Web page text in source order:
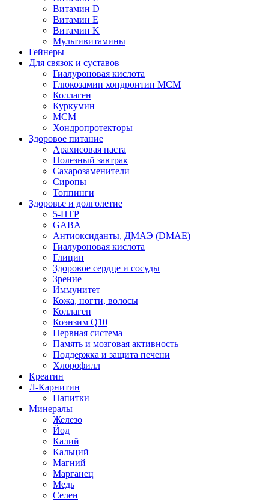
Витамин D
Витамин E
Витамин K
Мультивитамины
Гейнеры
Для связок и суставов
Гиалуроновая кислота
Глюкозамин хондроитин МСМ
Коллаген
Куркумин
МСМ
Хондропротекторы
Здоровое питание
Арахисовая паста
Полезный завтрак
Сахарозаменители
Сиропы
Топпинги
Здоровье и долголетие
5-HTP
GABA
Антиоксиданты, ДМАЭ (DMAE)
Гиалуроновая кислота
Глицин
Здоровое сердце и сосуды
Зрение
Иммунитет
Кожа, ногти, волосы
Коллаген
Коэнзим Q10
Нервная система
Память и мозговая активность
Поддержка и защита печени
Хлорофилл
Креатин
Л-Карнитин
Напитки
Минералы
Железо
Йод
Калий
Кальций
Магний
Марганец
Медь
Селен